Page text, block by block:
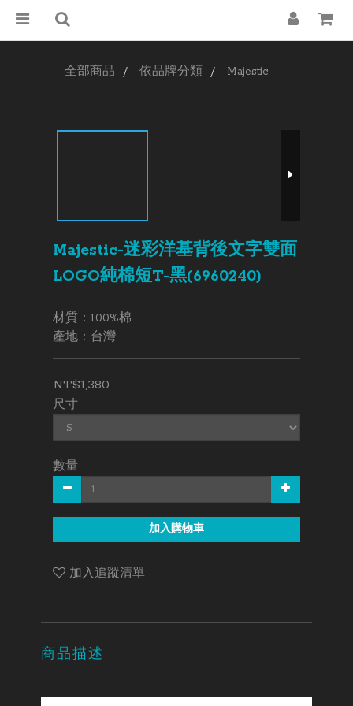
全部商品 依品牌分類 Majestic
Majestic-迷彩洋基背後文字雙面
LOGO純棉短T-黑(6960240)
材質：100%棉
產地：台灣
NT$1,380
尺寸
數量
加入購物車
加入追蹤清單
商品描述